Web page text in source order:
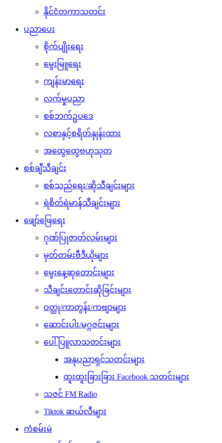
နိုင်ငံတကာသတင်း
ပညာပေး
စိုက်ပျိုးရေး
မွေးမြူရေး
ကျန်းမာရေး
လက်မှုပညာ
စစ်ဘက်ဥပဒေ
လစာနှင့်စရိတ်နှုန်းထား
အထွေထွေဗဟုသုတ
စစ်ချီသီချင်း
စစ်သည်ရေး/ဆိုသီချင်းများ
ရဲစိတ်ရဲမာန်သီချင်းများ
ဖျော်ဖြေရေး
ဂုဏ်ပြုဇာတ်လမ်းများ
မှတ်တမ်းဗီဒီယိုများ
မွေးနေ့ဆုတောင်းများ
သီချင်းတောင်းဆိုခြင်းများ
ဝတ္ထု/ကာတွန်း/ကဗျာများ
ဆောင်းပါး/မဂ္ဂဇင်းများ
ပေါ်ပြူလာသတင်းများ
အနုပညာရှင်သတင်းများ
ထူးထူးခြားခြား Facebook သတင်းများ
သဇင် FM Radio
Tiktok ဆယ်လီများ
ကံစမ်းမဲ